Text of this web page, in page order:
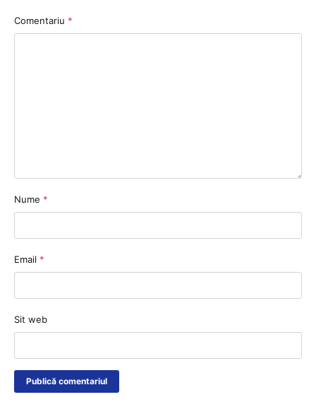
Comentariu *
Nume *
Email *
Sit web